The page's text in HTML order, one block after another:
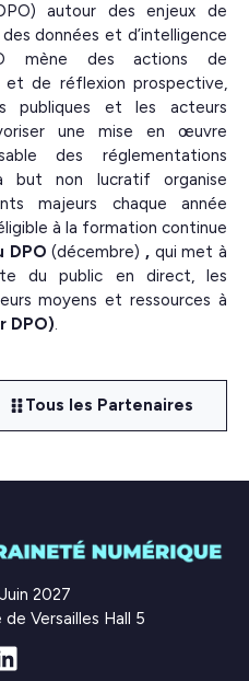
autour des enjeux de
données et d’intelligence
mène des actions de
et de réflexion prospective,
publiques et les acteurs
une mise en œuvre
des réglementations
a but non lucratif organise
majeurs chaque année
à la formation continue
DPO(décembre) , qui met à
du public en direct, les
moyens et ressources à
DPO).
Tous les Partenaires
2027
Versailles Hall 5